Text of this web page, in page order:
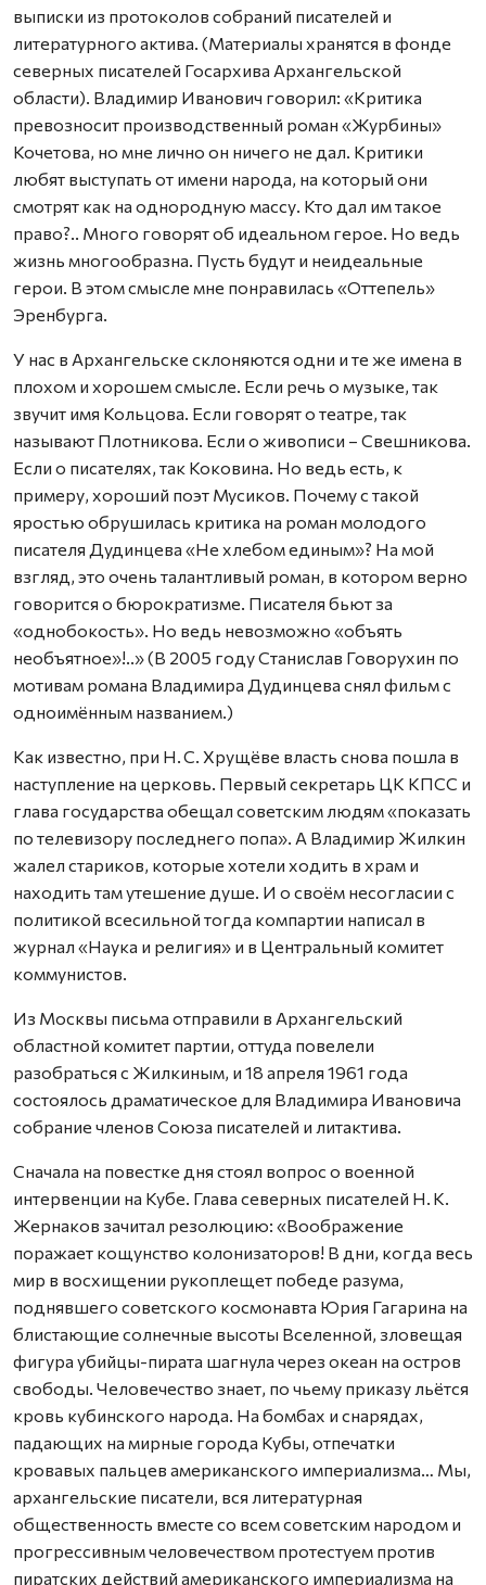
выписки из протоколов собраний писателей и
литературного актива. (Материалы хранятся в фонде
северных писателей Госархива Архангельской
области). Владимир Иванович говорил: «Критика
превозносит производственный роман «Журбины»
Кочетова, но мне лично он ничего не дал. Критики
любят выступать от имени народа, на который они
смотрят как на однородную массу. Кто дал им такое
право?.. Много говорят об идеальном герое. Но ведь
жизнь многообразна. Пусть будут и неидеальные
герои. В этом смысле мне понравилась «Оттепель»
Эренбурга.
У нас в Архангельске склоняются одни и те же имена в
плохом и хорошем смысле. Если речь о музыке, так
звучит имя Кольцова. Если говорят о театре, так
называют Плотникова. Если о живописи – Свешникова.
Если о писателях, так Коковина. Но ведь есть, к
примеру, хороший поэт Мусиков. Почему с такой
яростью обрушилась критика на роман молодого
писателя Дудинцева «Не хлебом единым»? На мой
взгляд, это очень талантливый роман, в котором верно
говорится о бюрократизме. Писателя бьют за
«однобокость». Но ведь невозможно «объять
необъятное»!..» (В 2005 году Станислав Говорухин по
мотивам романа Владимира Дудинцева снял фильм с
одноимённым названием.)
Как известно, при Н. С. Хрущёве власть снова пошла в
наступление на церковь. Первый секретарь ЦК КПСС и
глава государства обещал советским людям «показать
по телевизору последнего попа». А Владимир Жилкин
жалел стариков, которые хотели ходить в храм и
находить там утешение душе. И о своём несогласии с
политикой всесильной тогда компартии написал в
журнал «Наука и религия» и в Центральный комитет
коммунистов.
Из Москвы письма отправили в Архангельский
областной комитет партии, оттуда повелели
разобраться с Жилкиным, и 18 апреля 1961 года
состоялось драматическое для Владимира Ивановича
собрание членов Союза писателей и литактива.
Сначала на повестке дня стоял вопрос о военной
интервенции на Кубе. Глава северных писателей Н. К.
Жернаков зачитал резолюцию: «Воображение
поражает кощунство колонизаторов! В дни, когда весь
мир в восхищении рукоплещет победе разума,
поднявшего советского космонавта Юрия Гагарина на
блистающие солнечные высоты Вселенной, зловещая
фигура убийцы-пирата шагнула через океан на остров
свободы. Человечество знает, по чьему приказу льётся
кровь кубинского народа. На бомбах и снарядах,
падающих на мирные города Кубы, отпечатки
кровавых пальцев американского империализма… Мы,
архангельские писатели, вся литературная
общественность вместе со всем советским народом и
прогрессивным человечеством протестуем против
пиратских действий американского империализма на